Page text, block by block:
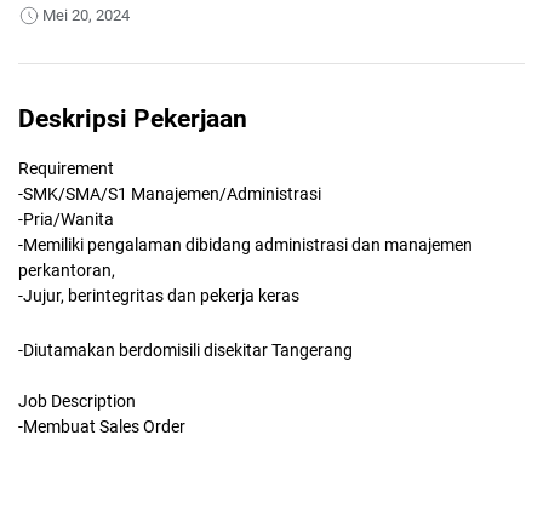
Mei 20, 2024
Deskripsi Pekerjaan
Requirement
-SMK/SMA/S1 Manajemen/Administrasi
-Pria/Wanita
-Memiliki pengalaman dibidang administrasi dan manajemen
perkantoran,
-Jujur, berintegritas dan pekerja keras
-Diutamakan berdomisili disekitar Tangerang
Job Description
-Membuat Sales Order